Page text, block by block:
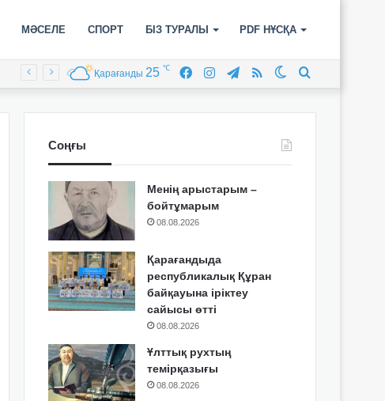
МӘСЕЛЕ СПОРТ БІЗ ТУРАЛЫ PDF НҰСҚА
Switch
RSS
Telegram
Instagram
Facebook
Қарағанды 25 ℃
Соңғы
Менің арыстарым –
бойтұмарым
08.08.2026
Қарағандыда
республикалық Құран
байқауына іріктеу
сайысы өтті
08.08.2026
Ұлттық рухтың
темірқазығы
08.08.2026